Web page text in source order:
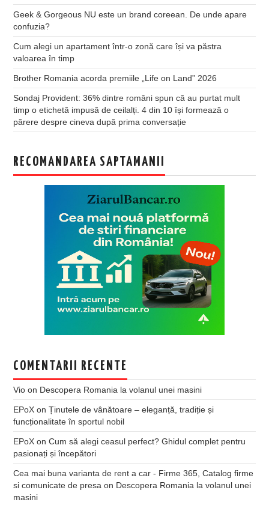
Geek & Gorgeous NU este un brand coreean. De unde apare
confuzia?
Cum alegi un apartament într-o zonă care își va păstra
valoarea în timp
Brother Romania acorda premiile „Life on Land” 2026
Sondaj Provident: 36% dintre români spun că au purtat mult
timp o etichetă impusă de ceilalți. 4 din 10 își formează o
părere despre cineva după prima conversație
RECOMANDAREA SAPTAMANII
COMENTARII RECENTE
Vio on Descopera Romania la volanul unei masini
EPoX onȚinutele de vânătoare – eleganță, tradiție și
funcționalitate în sportul nobil
EPoX onCum să alegi ceasul perfect? Ghidul complet pentru
pasionați și începători
Cea mai buna varianta de rent a car - Firme 365, Catalog firme
si comunicate de presa on Descopera Romania la volanul unei
masini